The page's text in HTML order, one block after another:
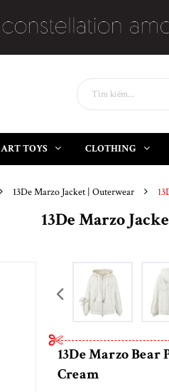
ART TOYS CLOTHING
13De Marzo Jacket | Outerwear
13De Marzo
13De Marzo Bear
Cream